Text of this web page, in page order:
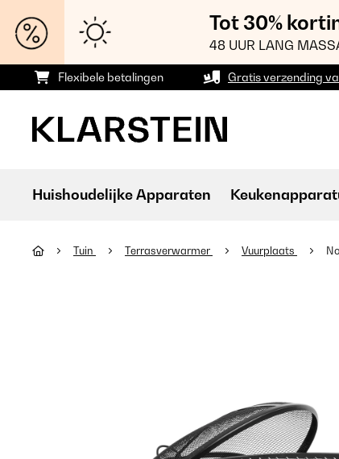
Tot 30%
48 UUR LANG
Flexibele betalingen Gratis verzending
Huishoudelijke Apparaten
Tuin Terrasverwarmer Vuurplaats